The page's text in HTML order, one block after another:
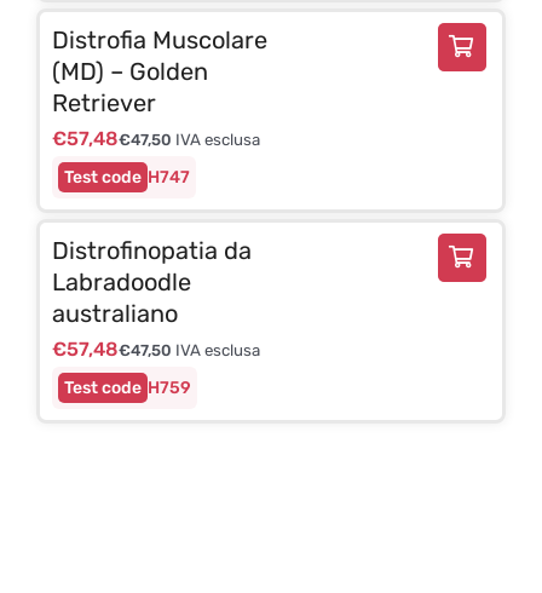
H747
Distrofia Muscolare
(MD) – Golden
Retriever
€57,48€47,50 IVA esclusa
H759
Distrofinopatia da
Labradoodle
australiano
€57,48€47,50 IVA esclusa